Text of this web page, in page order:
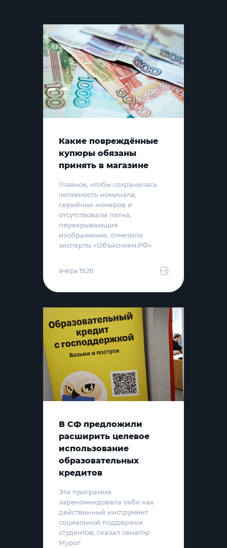
Какие повреждённые
купюры обязаны
принять в магазине
Главное, чтобы сохранилась
читаемость номинала,
серийных номеров и
отсутствовали пятна,
перекрывающие
изображение, отметили
эксперты «Объясняем.РФ»
вчера 19:26
В СФ предложили
расширить целевое
использование
образовательных
кредитов
Эта программа
зарекомендовала себя как
действенный инструмент
социальной поддержки
студентов, сказал сенатор
Мурог